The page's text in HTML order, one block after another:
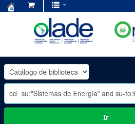
OLADE
-
Ir